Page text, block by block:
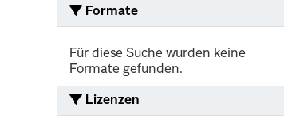
Formate
Für diese Suche wurden keine
Formate gefunden.
Lizenzen